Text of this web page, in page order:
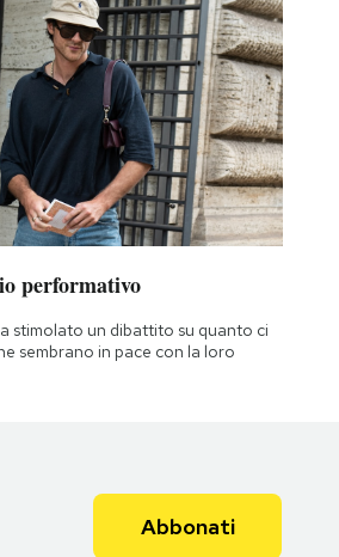
performativo
stimolato un dibattito su quanto ci
sembrano in pace con la loro
Abbonati